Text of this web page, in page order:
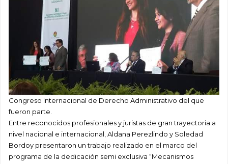
Congreso Internacional de Derecho Administrativo del que
fueron parte.
Entre reconocidos profesionales y juristas de gran trayectoria a
nivel nacional e internacional, Aldana Perezlindo y Soledad
Bordoy presentaron un trabajo realizado en el marco del
programa de la dedicación semi exclusiva “Mecanismos